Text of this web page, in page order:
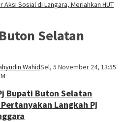
Sosial di Langara, Meriahkan HUT
Selatan
WahidSel, 5 November 24, 13:55
Bupati Buton Selatan
Langkah Pj